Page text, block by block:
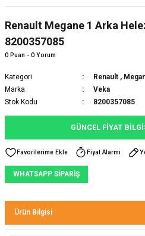
Renault Megane 1 Arka
8200357085
0 Puan - 0 Yorum
Kategori Renault ,
Marka
Veka
Stok Kodu
8200357085
GÜNCEL FİYAT
Fiyat Alarmı
WHATSAPP SİPARİŞ
Ürün Bilgisi